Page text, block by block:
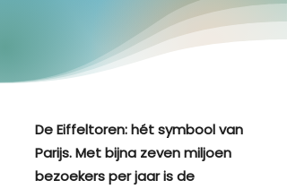
De Eiffeltoren: hét symbool van
Parijs. Met bijna zeven miljoen
bezoekers per jaar is de